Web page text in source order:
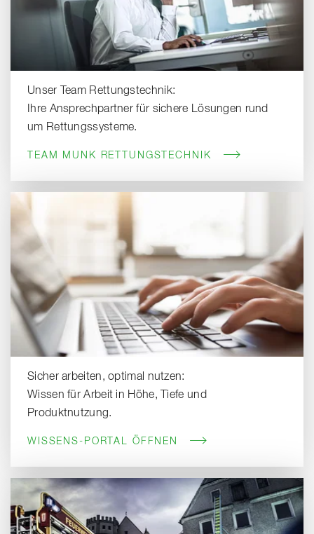
Unser Team Rettungstechnik:
Ihre Ansprechpartner für sichere Lösungen rund
um Rettungssysteme.
TEAM MUNK RETTUNGSTECHNIK
Sicher arbeiten, optimal nutzen:
Wissen für Arbeit in Höhe, Tiefe und
Produktnutzung.
WISSENS-PORTAL ÖFFNEN